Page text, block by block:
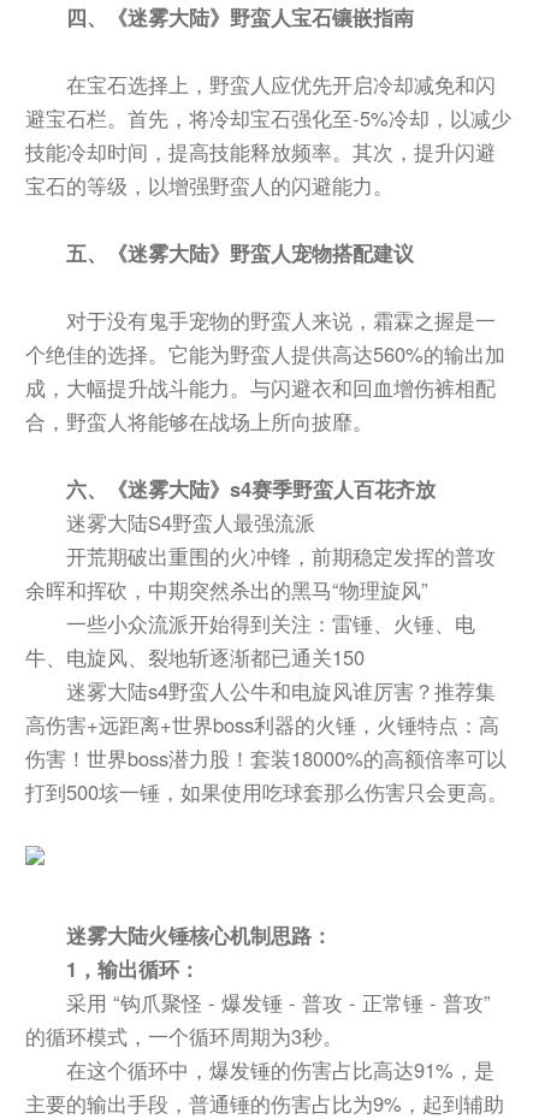
四、《迷雾大陆》野蛮人宝石镶嵌指南
在宝石选择上，野蛮人应优先开启冷却减免和闪
避宝石栏。首先，将冷却宝石强化至-5%冷却，以减少
技能冷却时间，提高技能释放频率。其次，提升闪避
宝石的等级，以增强野蛮人的闪避能力。
五、《迷雾大陆》野蛮人宠物搭配建议
对于没有鬼手宠物的野蛮人来说，霜霖之握是一
个绝佳的选择。它能为野蛮人提供高达560%的输出加
成，大幅提升战斗能力。与闪避衣和回血增伤裤相配
合，野蛮人将能够在战场上所向披靡。
六、《迷雾大陆》s4赛季野蛮人百花齐放
迷雾大陆S4野蛮人最强流派
开荒期破出重围的火冲锋，前期稳定发挥的普攻
余晖和挥砍，中期突然杀出的黑马“物理旋风”
一些小众流派开始得到关注：雷锤、火锤、电
牛、电旋风、裂地斩逐渐都已通关150
迷雾大陆s4野蛮人公牛和电旋风谁厉害？推荐集
高伤害+远距离+世界boss利器的火锤，火锤特点：高
伤害！世界boss潜力股！套装18000%的高额倍率可以
打到500垓一锤，如果使用吃球套那么伤害只会更高。
迷雾大陆火锤核心机制思路：
1，输出循环：
采用 “钩爪聚怪 - 爆发锤 - 普攻 - 正常锤 - 普攻”
的循环模式，一个循环周期为3秒。
在这个循环中，爆发锤的伤害占比高达91%，是
主要的输出手段，普通锤的伤害占比为9%，起到辅助